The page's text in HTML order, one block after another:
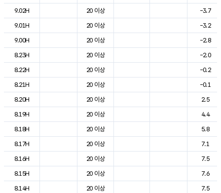
9.02H
20 이상
-3.7
9.01H
20 이상
-3.2
9.00H
20 이상
-2.8
8.23H
20 이상
-2.0
8.22H
20 이상
-0.2
8.21H
20 이상
-0.1
8.20H
20 이상
2.5
8.19H
20 이상
4.4
8.18H
20 이상
5.8
8.17H
20 이상
7.1
8.16H
20 이상
7.5
8.15H
20 이상
7.6
8.14H
20 이상
7.5